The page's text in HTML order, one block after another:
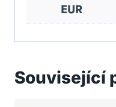
EUR
Související